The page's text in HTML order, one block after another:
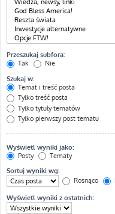
Przeszukaj subfora:
Tak
Nie
Szukaj w:
Temat i treść posta
Tylko treść posta
Tylko tytuły tematów
Tylko pierwszy post tematu
Wyświetl wyniki jako:
Posty
Tematy
Sortuj wyniki wg:
Rosnąco
Wyświetl wyniki z ostatnich: